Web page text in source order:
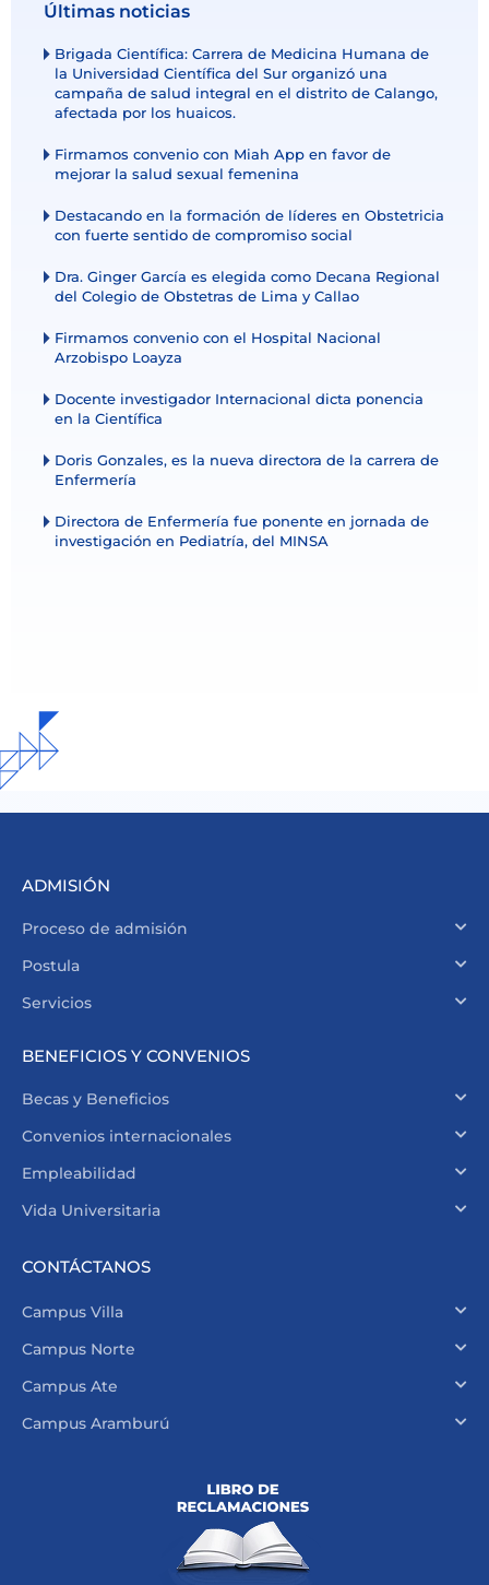
Últimas noticias
Brigada Científica: Carrera de Medicina Humana de
la Universidad Científica del Sur organizó una
campaña de salud integral en el distrito de Calango,
afectada por los huaicos.
Firmamos convenio con Miah App en favor de
mejorar la salud sexual femenina
Destacando en la formación de líderes en Obstetricia
con fuerte sentido de compromiso social
Dra. Ginger García es elegida como Decana Regional
del Colegio de Obstetras de Lima y Callao
Firmamos convenio con el Hospital Nacional
Arzobispo Loayza
Docente investigador Internacional dicta ponencia
en la Científica
Doris Gonzales, es la nueva directora de la carrera de
Enfermería
Directora de Enfermería fue ponente en jornada de
investigación en Pediatría, del MINSA
ADMISIÓN
Proceso de admisión
Postula
Servicios
BENEFICIOS Y CONVENIOS
Becas y Beneficios
Convenios internacionales
Empleabilidad
Vida Universitaria
CONTÁCTANOS
Campus Villa
Campus Norte
Campus Ate
Campus Aramburú